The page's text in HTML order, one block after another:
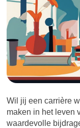
Wil jij een carrière
maken in het leven
waardevolle